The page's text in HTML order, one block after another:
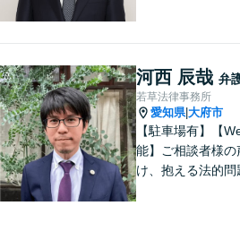
多数。
河西 辰哉 弁
若草法律事務所
愛知県|大府市
【駐車場有】【
能】ご相談者様の
け、抱える法的問